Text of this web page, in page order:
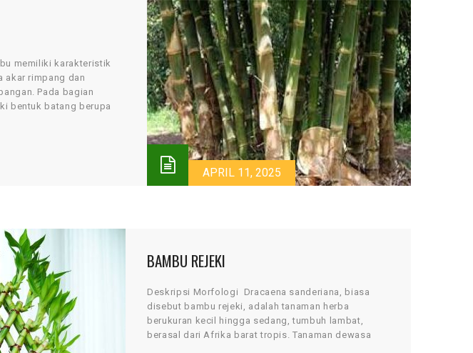
APRIL 11, 2025
memiliki karakteristik
akar rimpang dan
Pada bagian
bentuk batang berupa
BAMBU REJEKI
Deskripsi Morfologi Dracaena sanderiana, biasa
disebut bambu rejeki, adalah tanaman herba
berukuran kecil hingga sedang, tumbuh lambat,
berasal dari Afrika barat tropis. Tanaman dewasa